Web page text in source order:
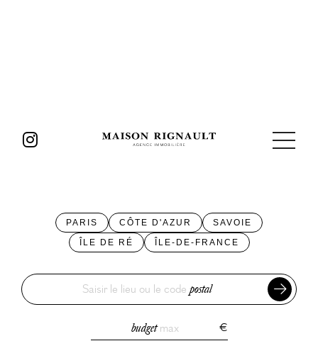
PARIS CÔTE D'AZUR
SAVOIE
ÎLE DE RÉ
ÎLE-DE-FRANCE
Saisir le lieu ou le code postal
budgetmax
€